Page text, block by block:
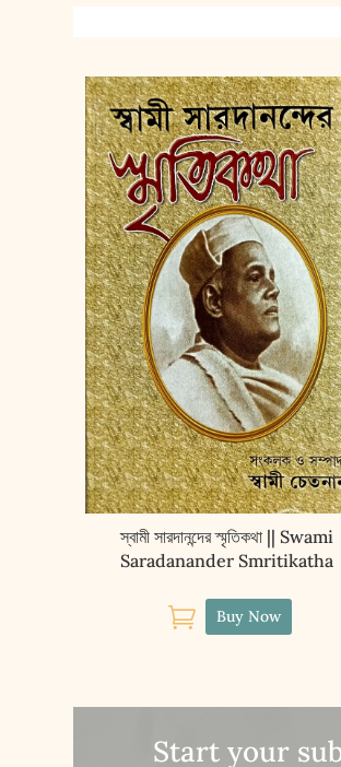
স্বামী সারদানন্দের স্মৃতিকথা || Swami
Saradanander Smritikatha
 Buy Now
Start your